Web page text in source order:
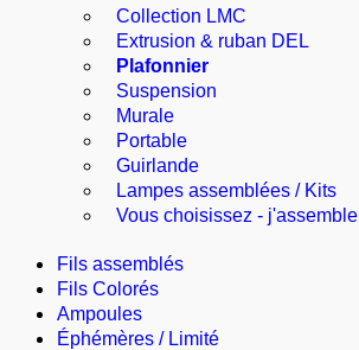
Collection LMC
Extrusion & ruban DEL
Plafonnier
Suspension
Murale
Portable
Guirlande
Lampes assemblées / Kits
Vous choisissez - j'assemble
Fils assemblés
Fils Colorés
Ampoules
Éphémères / Limité